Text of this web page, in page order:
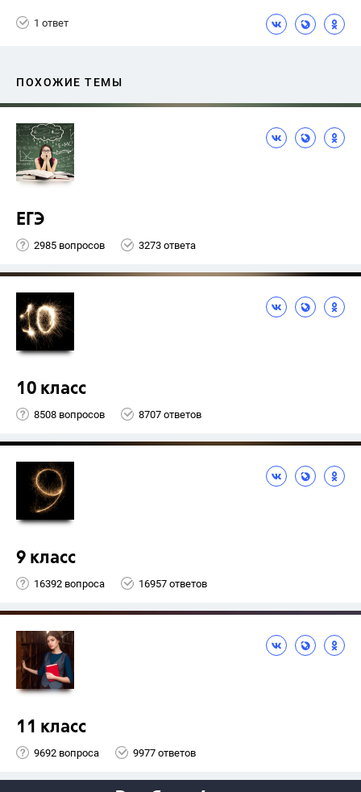
1 ответ
ПОХОЖИЕ ТЕМЫ
ЕГЭ
2985 вопросов 3273 ответа
10 класс
8508 вопросов 8707 ответов
9 класс
16392 вопроса 16957 ответов
11 класс
9692 вопроса 9977 ответов